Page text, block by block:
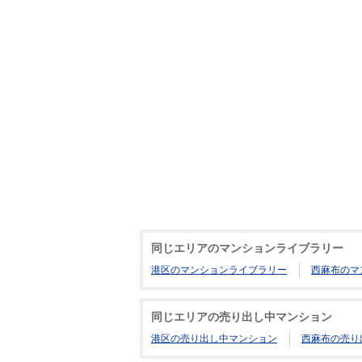
同じエリアのマンションライブラリー
港区のマンションライブラリー 西麻布のマ
同じエリアの売り出し中マンション
港区の売り出し中マンション 西麻布の売